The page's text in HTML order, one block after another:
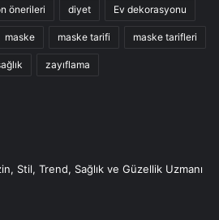
önerileri diyet Ev dekorasyonu
maske maske tarifi maske tarifleri
zayıflama
Stil, Trend, Sağlık ve Güzellik Uzmanı